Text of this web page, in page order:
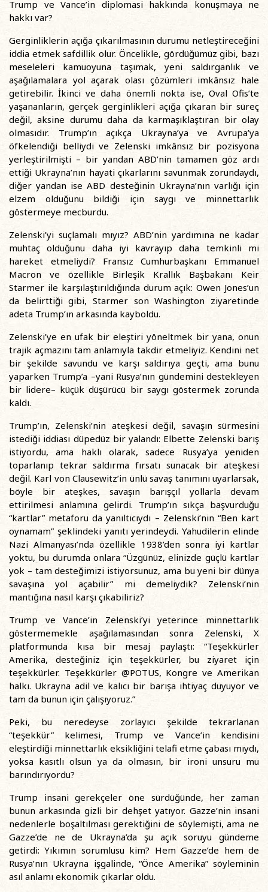
Trump ve Vance’in diplomasi hakkında konuşmaya ne
hakkı var?
Gerginliklerin açığa çıkarılmasının durumu netleştireceğini
iddia etmek safdillik olur. Öncelikle, gördüğümüz gibi, bazı
meseleleri kamuoyuna taşımak, yeni saldırganlık ve
aşağılamalara yol açarak olası çözümleri imkânsız hale
getirebilir. İkinci ve daha önemli nokta ise, Oval Ofis’te
yaşananların, gerçek gerginlikleri açığa çıkaran bir süreç
değil, aksine durumu daha da karmaşıklaştıran bir olay
olmasıdır. Trump’ın açıkça Ukrayna’ya ve Avrupa’ya
öfkelendiği belliydi ve Zelenski imkânsız bir pozisyona
yerleştirilmişti – bir yandan ABD’nin tamamen göz ardı
ettiği Ukrayna’nın hayati çıkarlarını savunmak zorundaydı,
diğer yandan ise ABD desteğinin Ukrayna’nın varlığı için
elzem olduğunu bildiği için saygı ve minnettarlık
göstermeye mecburdu.
Zelenski’yi suçlamalı mıyız? ABD’nin yardımına ne kadar
muhtaç olduğunu daha iyi kavrayıp daha temkinli mi
hareket etmeliydi? Fransız Cumhurbaşkanı Emmanuel
Macron ve özellikle Birleşik Krallık Başbakanı Keir
Starmer ile karşılaştırıldığında durum açık: Owen Jones’un
da belirttiği gibi, Starmer son Washington ziyaretinde
adeta Trump’ın arkasında kayboldu.
Zelenski’ye en ufak bir eleştiri yöneltmek bir yana, onun
trajik açmazını tam anlamıyla takdir etmeliyiz. Kendini net
bir şekilde savundu ve karşı saldırıya geçti, ama bunu
yaparken Trump’a –yani Rusya’nın gündemini destekleyen
bir lidere– küçük düşürücü bir saygı göstermek zorunda
kaldı.
Trump’ın, Zelenski’nin ateşkesi değil, savaşın sürmesini
istediği iddiası düpedüz bir yalandı: Elbette Zelenski barış
istiyordu, ama haklı olarak, sadece Rusya’ya yeniden
toparlanıp tekrar saldırma fırsatı sunacak bir ateşkesi
değil. Karl von Clausewitz’in ünlü savaş tanımını uyarlarsak,
böyle bir ateşkes, savaşın barışçıl yollarla devam
ettirilmesi anlamına gelirdi. Trump’ın sıkça başvurduğu
“kartlar” metaforu da yanıltıcıydı – Zelenski’nin “Ben kart
oynamam” şeklindeki yanıtı yerindeydi. Yahudilerin elinde
Nazi Almanyası’nda özellikle 1938’den sonra iyi kartlar
yoktu, bu durumda onlara “Üzgünüz, elinizde güçlü kartlar
yok – tam desteğimizi istiyorsunuz, ama bu yeni bir dünya
savaşına yol açabilir” mi demeliydik? Zelenski’nin
mantığına nasıl karşı çıkabiliriz?
Trump ve Vance’in Zelenski’yi yeterince minnettarlık
göstermemekle aşağılamasından sonra Zelenski, X
platformunda kısa bir mesaj paylaştı: “Teşekkürler
Amerika, desteğiniz için teşekkürler, bu ziyaret için
teşekkürler. Teşekkürler @POTUS, Kongre ve Amerikan
halkı. Ukrayna adil ve kalıcı bir barışa ihtiyaç duyuyor ve
tam da bunun için çalışıyoruz.”
Peki, bu neredeyse zorlayıcı şekilde tekrarlanan
“teşekkür” kelimesi, Trump ve Vance’in kendisini
eleştirdiği minnettarlık eksikliğini telafi etme çabası mıydı,
yoksa kasıtlı olsun ya da olmasın, bir ironi unsuru mu
barındırıyordu?
Trump insani gerekçeler öne sürdüğünde, her zaman
bunun arkasında gizli bir dehşet yatıyor. Gazze’nin insani
nedenlerle boşaltılması gerektiğini de söylemişti, ama ne
Gazze’de ne de Ukrayna’da şu açık soruyu gündeme
getirdi: Yıkımın sorumlusu kim? Hem Gazze’de hem de
Rusya’nın Ukrayna işgalinde, “Önce Amerika” söyleminin
asıl anlamı ekonomik çıkarlar oldu.